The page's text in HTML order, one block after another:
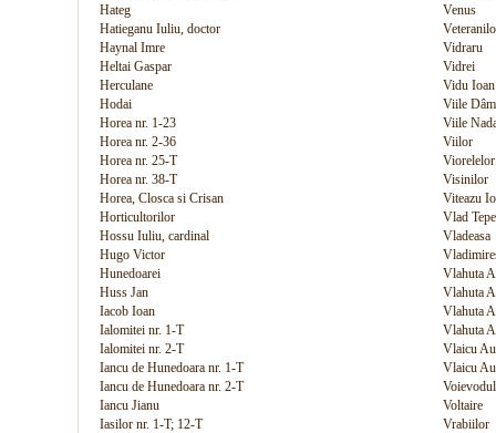
Hateg
Venus
Hatieganu Iuliu, doctor
Haynal Imre
Vidraru
Heltai Gaspar
Vidrei
Herculane
Vidu Ioan
Hodai
Viile
Horea nr. 1-23
Viile
Horea nr. 2-36
Viilor
Horea nr. 25-T
Viorelelor
Horea nr. 38-T
Visinilor
Horea, Closca si Crisan
Viteazu
Horticultorilor
Vlad
Hossu Iuliu, cardinal
Vladeasa
Hugo Victor
Hunedoarei
Vlahuta
Huss Jan
Vlahuta
Iacob Ioan
Vlahuta
Ialomitei nr. 1-T
Vlahuta
Ialomitei nr. 2-T
Vlaicu
Iancu de Hunedoara nr. 1-T
Vlaicu
Iancu de Hunedoara nr. 2-T
Iancu Jianu
Voltaire
Iasilor nr. 1-T; 12-T
Vrabiilor